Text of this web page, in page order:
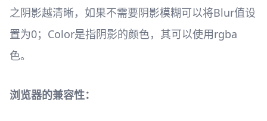
之阴影越清晰，如果不需要阴影模糊可以将Blur值设
置为0；Color是指阴影的颜色，其可以使用rgba
色。
浏览器的兼容性：